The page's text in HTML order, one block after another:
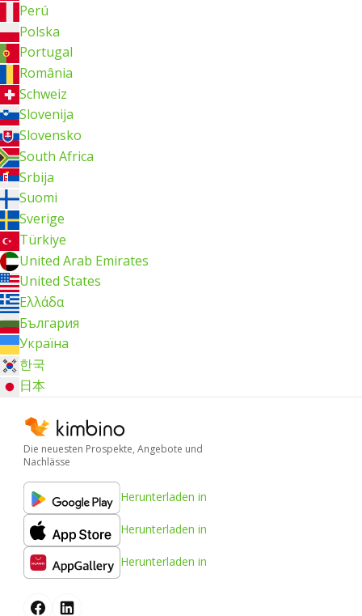
Perú
Polska
Portugal
România
Schweiz
Slovenija
Slovensko
South Africa
Srbija
Suomi
Sverige
Türkiye
United Arab Emirates
United States
Ελλάδα
България
Україна
한국
日本
Die neuesten Prospekte, Angebote und
Nachlässe
Herunterladen in
Herunterladen in
Herunterladen in